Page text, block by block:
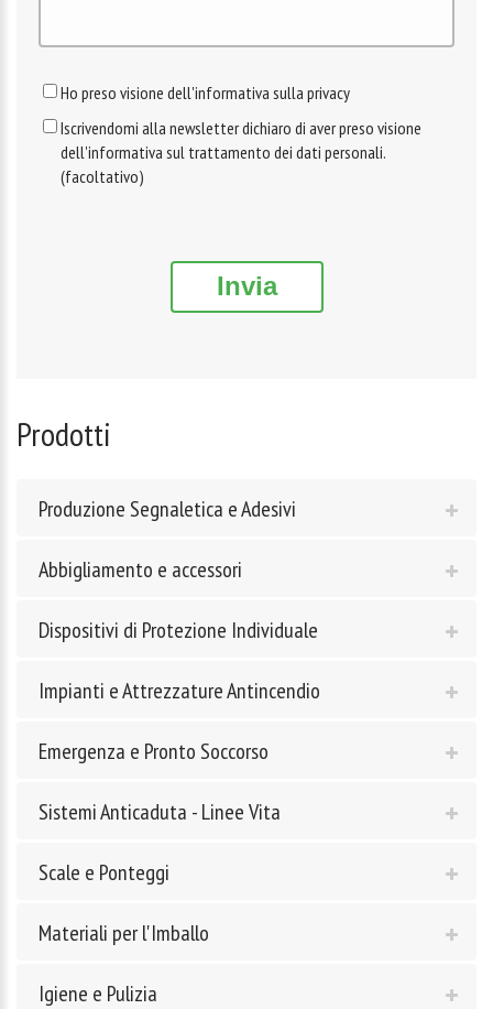
Ho preso visione dell'informativa sulla privacy
Iscrivendomi alla newsletter dichiaro di aver preso visione
dell'informativa sul trattamento dei dati personali.
(facoltativo)
Invia
Prodotti
Produzione Segnaletica e Adesivi
Abbigliamento e accessori
Dispositivi di Protezione Individuale
Impianti e Attrezzature Antincendio
Emergenza e Pronto Soccorso
Sistemi Anticaduta - Linee Vita
Scale e Ponteggi
Materiali per l'Imballo
Igiene e Pulizia